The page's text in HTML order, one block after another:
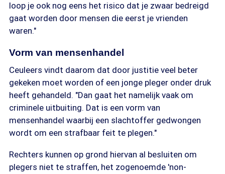
loop je ook nog eens het risico dat je zwaar bedreigd
gaat worden door mensen die eerst je vrienden
waren."
Vorm van mensenhandel
Ceuleers vindt daarom dat door justitie veel beter
gekeken moet worden of een jonge pleger onder druk
heeft gehandeld. "Dan gaat het namelijk vaak om
criminele uitbuiting. Dat is een vorm van
mensenhandel waarbij een slachtoffer gedwongen
wordt om een strafbaar feit te plegen."
Rechters kunnen op grond hiervan al besluiten om
plegers niet te straffen, het zogenoemde 'non-